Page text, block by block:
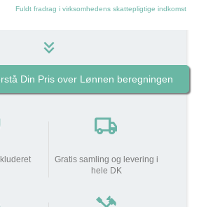
Fuldt fradrag i virksomhedens skattepligtige indkomst
keyboard_double_arrow_down
måned
do_not_disturb_on
bidrager
49 kr
(før skat
Din Pris over Lønnen beregningen
local_shipping
Gratis samling og levering i
hele DK